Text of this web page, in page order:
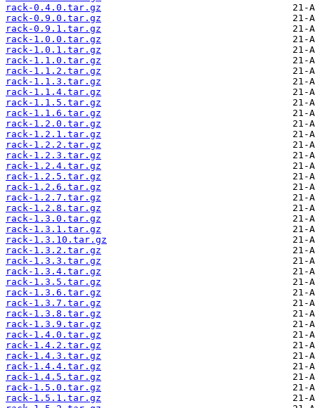
rack-0.4.0.tar.gz
rack-0.9.0.tar.gz
rack-0.9.1.tar.gz
rack-1.0.0.tar.gz
rack-1.0.1.tar.gz
rack-1.1.0.tar.gz
rack-1.1.2.tar.gz
rack-1.1.3.tar.gz
rack-1.1.4.tar.gz
rack-1.1.5.tar.gz
rack-1.1.6.tar.gz
rack-1.2.0.tar.gz
rack-1.2.1.tar.gz
rack-1.2.2.tar.gz
rack-1.2.3.tar.gz
rack-1.2.4.tar.gz
rack-1.2.5.tar.gz
rack-1.2.6.tar.gz
rack-1.2.7.tar.gz
rack-1.2.8.tar.gz
rack-1.3.0.tar.gz
rack-1.3.1.tar.gz
rack-1.3.10.tar.gz
rack-1.3.2.tar.gz
rack-1.3.3.tar.gz
rack-1.3.4.tar.gz
rack-1.3.5.tar.gz
rack-1.3.6.tar.gz
rack-1.3.7.tar.gz
rack-1.3.8.tar.gz
rack-1.3.9.tar.gz
rack-1.4.0.tar.gz
rack-1.4.2.tar.gz
rack-1.4.3.tar.gz
rack-1.4.4.tar.gz
rack-1.4.5.tar.gz
rack-1.5.0.tar.gz
rack-1.5.1.tar.gz